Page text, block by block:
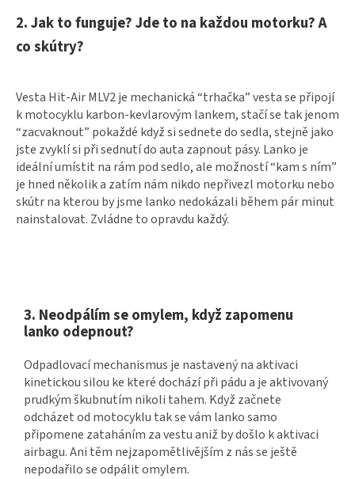
2. Jak to funguje? Jde to na každou motorku? A
co skútry?
Vesta Hit-Air MLV2 je mechanická “trhačka” vesta se připojí
k motocyklu karbon-kevlarovým lankem, stačí se tak jenom
“zacvaknout” pokaždé když si sednete do sedla, stejně jako
jste zvyklí si při sednutí do auta zapnout pásy. Lanko je
ideální umístit na rám pod sedlo, ale možností “kam s ním”
je hned několik a zatím nám nikdo nepřivezl motorku nebo
skútr na kterou by jsme lanko nedokázali během pár minut
nainstalovat. Zvládne to opravdu každý.
3. Neodpálím se omylem, když zapomenu
lanko odepnout?
Odpadlovací mechanismus je nastavený na aktivaci
kinetickou silou ke které dochází při pádu a je aktivovaný
prudkým škubnutím nikoli tahem. Když začnete
odcházet od motocyklu tak se vám lanko samo
připomene zataháním za vestu aniž by došlo k aktivaci
airbagu. Ani těm nejzapomětlivějším z nás se ještě
nepodařilo se odpálit omylem.